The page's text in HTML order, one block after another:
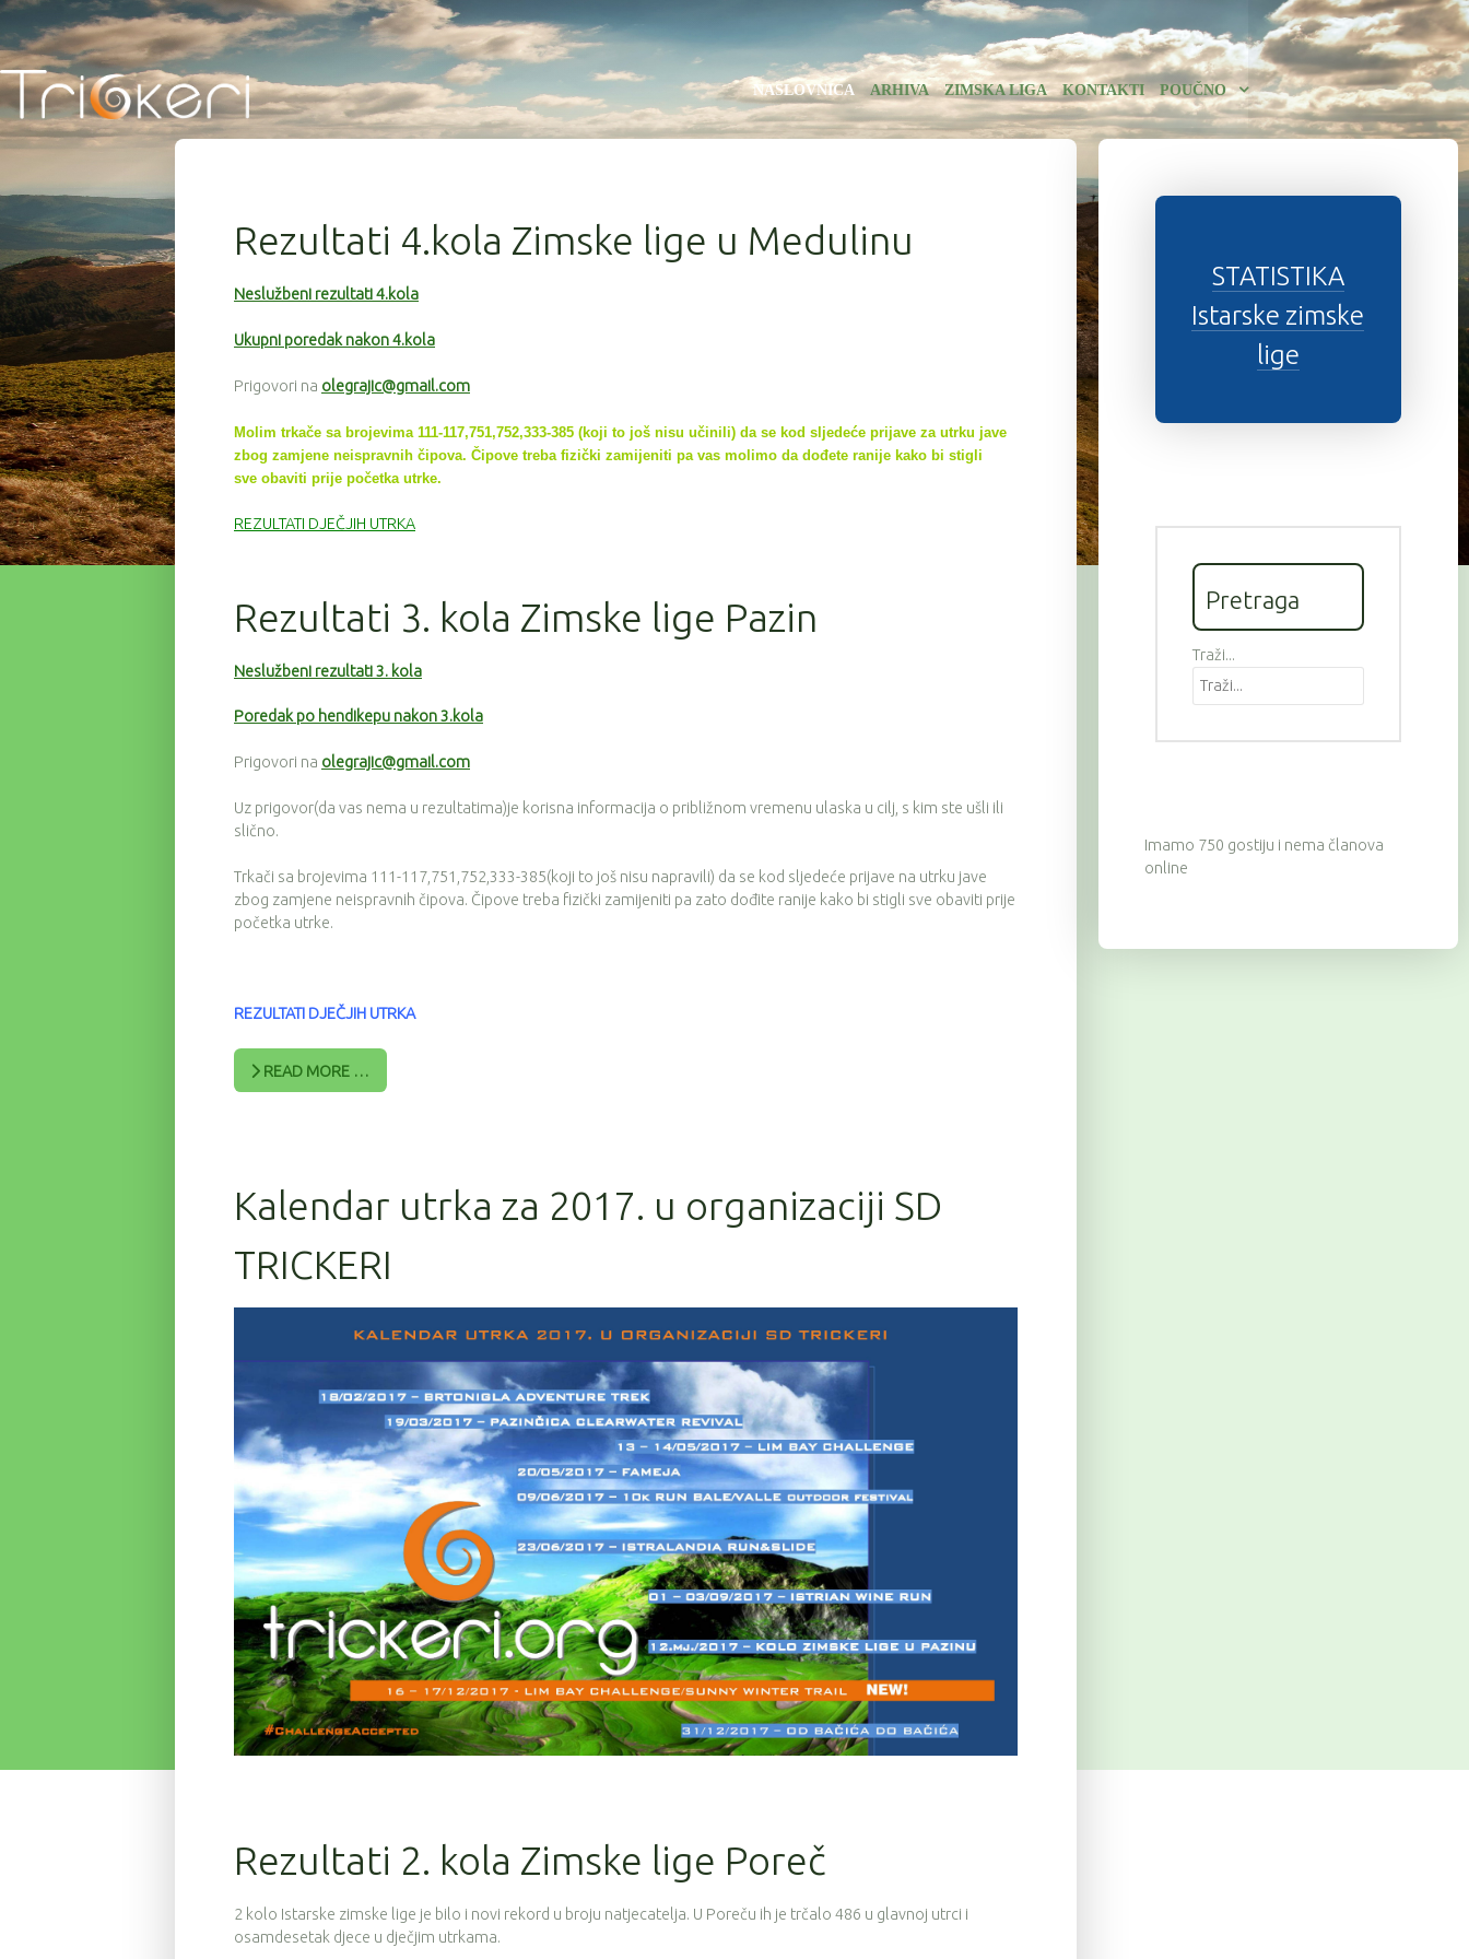
NASLOVNICA ARHIVA ZIMSKA LIGA KONTAKTI POUČNO
Rezultati 4.kola Zimske lige u Medulinu
Neslužbeni rezultati 4.kola
Ukupni poredak nakon 4.kola
Prigovori na olegrajic@gmail.com
Molim trkače sa brojevima 111-117,751,752,333-385 (koji to još nisu učinili) da se kod sljedeće prijave za utrku jave
zbog zamjene neispravnih čipova. Čipove treba fizički zamijeniti pa vas molimo da dođete ranije kako bi stigli
sve obaviti prije početka utrke.
REZULTATI DJEČJIH UTRKA
Rezultati 3. kola Zimske lige Pazin
Neslužbeni rezultati 3. kola
Poredak po hendikepu nakon 3.kola
Prigovori na olegrajic@gmail.com
Uz prigovor(da vas nema u rezultatima)je korisna informacija o približnom vremenu ulaska u cilj, s kim ste ušli ili
slično.
Trkači sa brojevima 111-117,751,752,333-385(koji to još nisu napravili) da se kod sljedeće prijave na utrku jave
zbog zamjene neispravnih čipova. Čipove treba fizički zamijeniti pa zato dođite ranije kako bi stigli sve obaviti prije
početka utrke.
REZULTATI DJEČJIH UTRKA
READ MORE …
Kalendar utrka za 2017. u organizaciji SD
TRICKERI
Rezultati 2. kola Zimske lige Poreč
2 kolo Istarske zimske lige je bilo i novi rekord u broju natjecatelja. U Poreču ih je trčalo 486 u glavnoj utrci i
osamdesetak djece u dječjim utrkama.
STATISTIKA
Istarske zimske
lige
Pretraga
Traži...
Imamo 750 gostiju i nema članova
online